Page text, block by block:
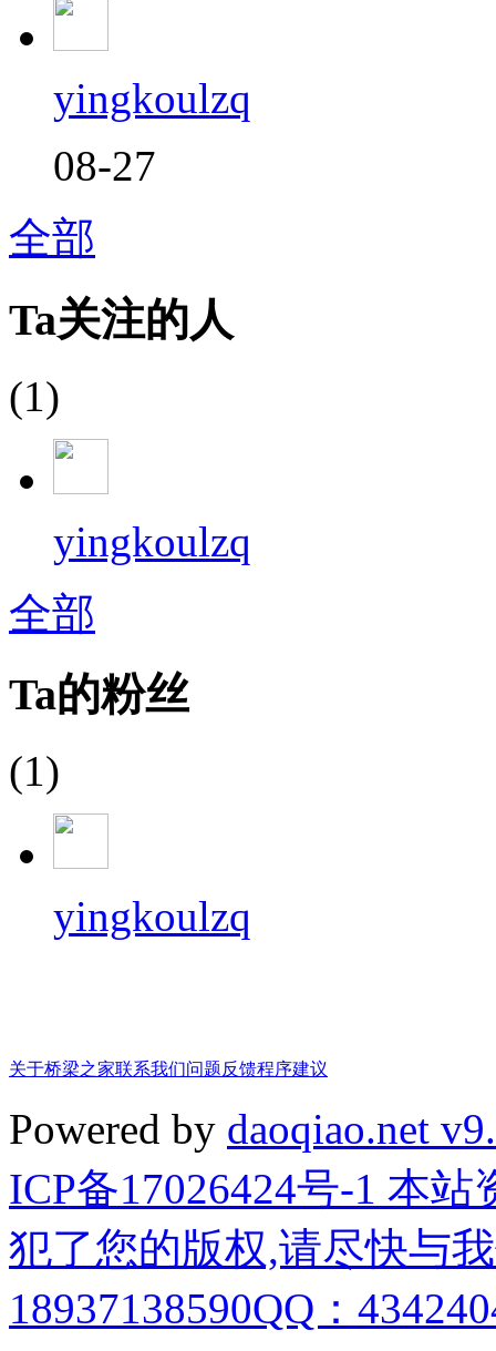
yingkoulzq
08-27
全部
Ta关注的人
(1)
yingkoulzq
全部
Ta的粉丝
(1)
yingkoulzq
关于桥梁之家联系我们问题反馈程序建议
Powered by daoqiao.net
ICP备17026424号-1 本
犯了您的版权,请尽快与
18937138590QQ：